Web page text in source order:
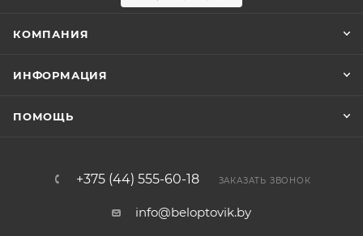
КОМПАНИЯ
ИНФОРМАЦИЯ
ПОМОЩЬ
+375 (44) 555-60-18 ЗАКАЗАТЬ ЗВОНОК
info@beloptovik.by